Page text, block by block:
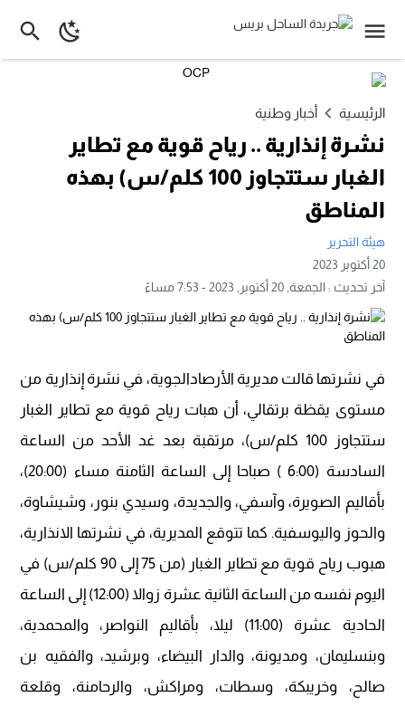
الرئيسية أخبار وطنية
نشرة إنذارية .. رياح قوية مع تطاير
الغبار ستتجاوز 100 كلم/س) بهذه
المناطق
هيئة التحرير
20 أكتوبر 2023
آخر تحديث :الجمعة, 20 أكتوبر, 2023 - 7:53 مساءً
في نشرتها قالت مديرية الأرصادالجوية، في نشرة إنذارية من
مستوى يقظة برتقالي، أن هبات رياح قوية مع تطاير الغبار
ستتجاوز 100 كلم/س)، مرتقبة بعد غد الأحد من الساعة
السادسة (6:00 ) صباحا إلى الساعة الثامنة مساء (20:00)،
بأقاليم الصويرة، وآسفي، والجديدة، وسيدي بنور، وشيشاوة،
والحوز واليوسفية. كما تتوقع المديرية، في نشرتها الانذارية،
هبوب رياح قوية مع تطاير الغبار (من 75 إلى 90 كلم/س) في
اليوم نفسه من الساعة الثانية عشرة زوالا (12:00) إلى الساعة
الحادية عشرة (11:00) ليلا، بأقاليم النواصر، والمحمدية،
وبنسليمان، ومديونة، والدار البيضاء، وبرشيد، والفقيه بن
صالح، وخريبكة، وسطات، ومراكش، والرحامنة، وقلعة